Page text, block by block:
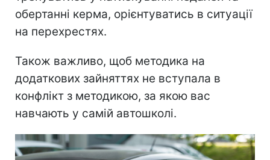
обертанні керма, орієнтуватись в ситуації
на перехрестях.
Також важливо, щоб методика на
додаткових зайняттях не вступала в
конфлікт з методикою, за якою вас
навчають у самій автошколі.